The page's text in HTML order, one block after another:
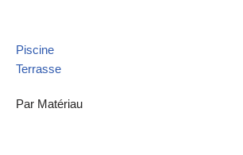
Piscine
Terrasse
Par Matériau